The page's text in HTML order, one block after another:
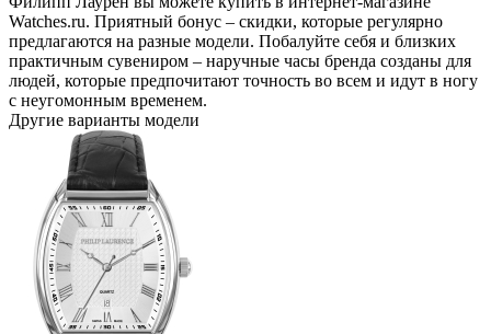
Watches.ru. Приятный бонус – скидки, которые регулярно
предлагаются на разные модели. Побалуйте себя и близких
практичным сувениром – наручные часы бренда созданы для
людей, которые предпочитают точность во всем и идут в ногу
с неугомонным временем.
Другие варианты модели